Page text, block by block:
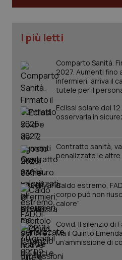
I più letti
Comparto Sanità.
2027. Aumenti fino
infermieri, arriva il
tutele per il
Eclissi solare del
osservarla in
Contratto sanità,
penalizzate le
Caldo estremo,
corpo può non
calore”
Covid. Il silenzio di
Ma il Quinto
un’ammissione di
tracking-enable
tracking-sites-ironfish-
session-id
_ga